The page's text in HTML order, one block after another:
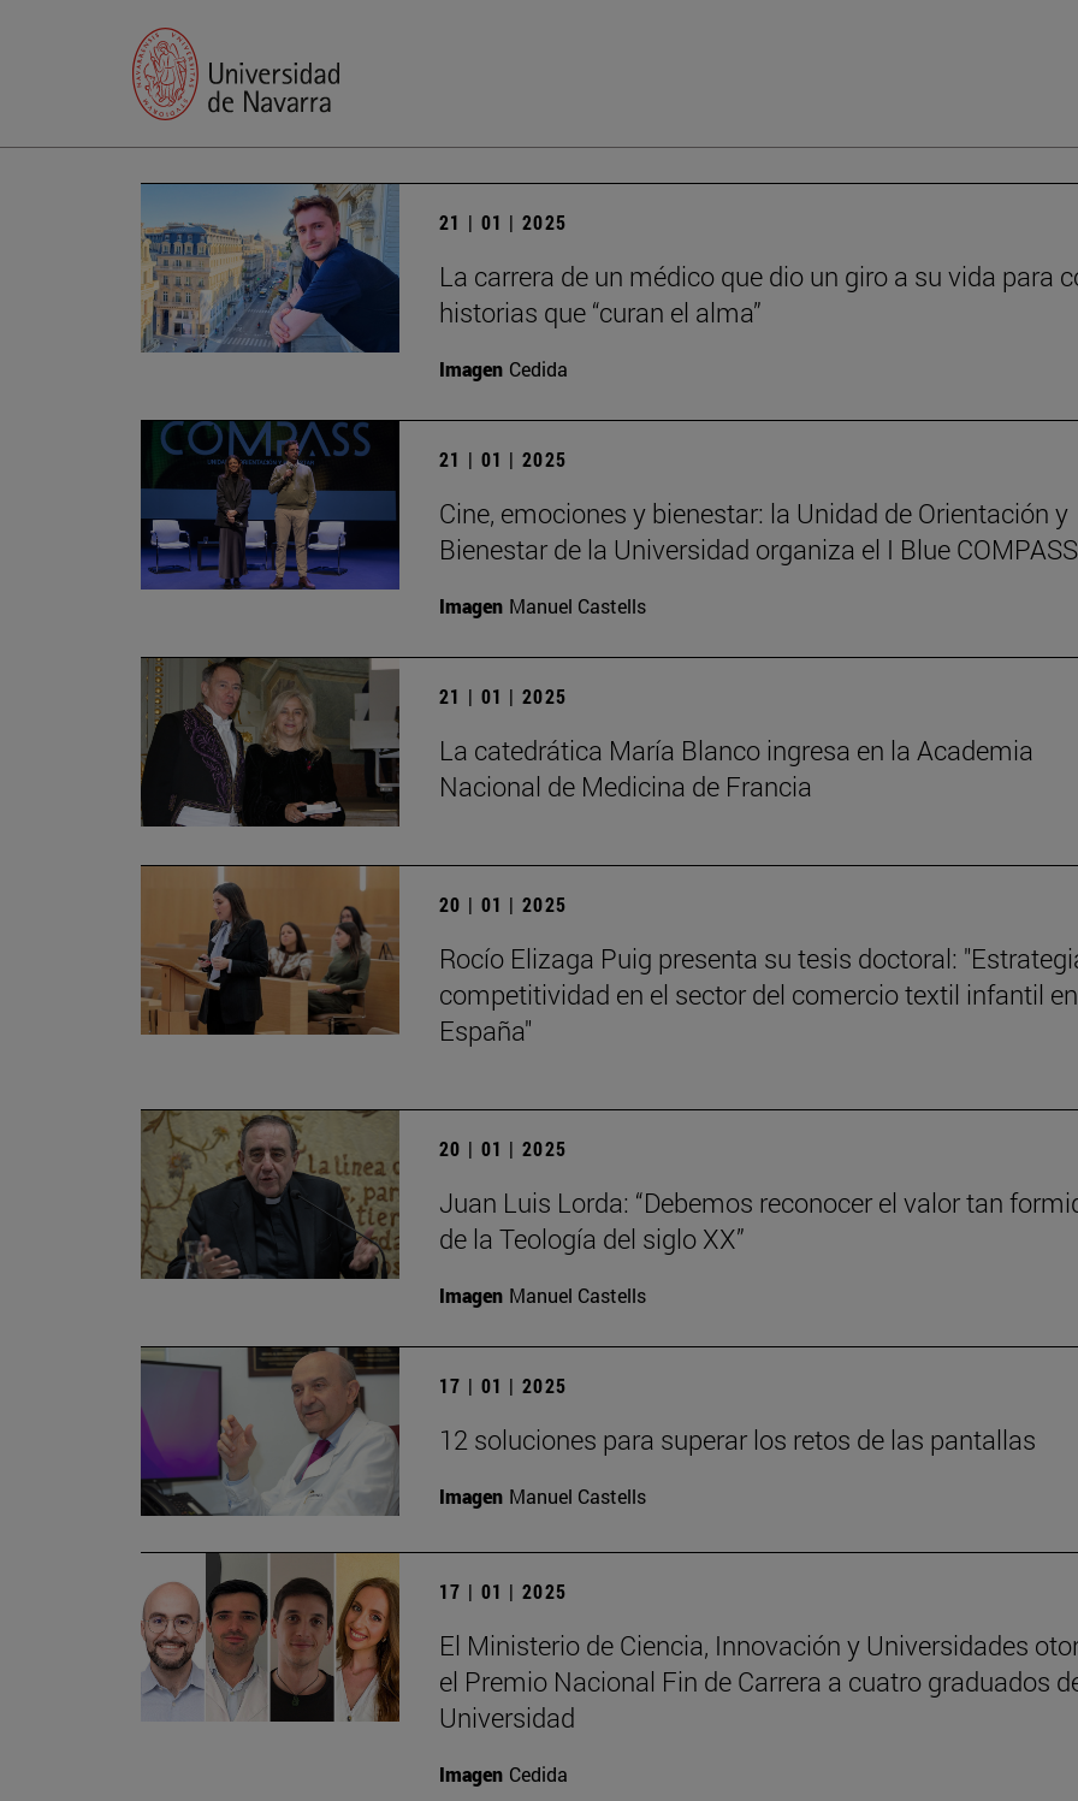
21 | 01 | 2025
La carrera de un médico que dio un giro a su vida para
historias que “curan el alma”
Imagen Cedida
21 | 01 | 2025
Cine, emociones y bienestar: la Unidad de Orientación y
Bienestar de la Universidad organiza el I Blue
Imagen Manuel Castells
21 | 01 | 2025
La catedrática María Blanco ingresa en la Academia
Nacional de Medicina de Francia
20 | 01 | 2025
Rocío Elizaga Puig presenta su tesis doctoral:
competitividad en el sector del comercio textil infantil en
España"
20 | 01 | 2025
Juan Luis Lorda: “Debemos reconocer el valor tan
de la Teología del siglo XX”
Imagen Manuel Castells
17 | 01 | 2025
12 soluciones para superar los retos de las pantallas
Imagen Manuel Castells
17 | 01 | 2025
El Ministerio de Ciencia, Innovación y Universidades
el Premio Nacional Fin de Carrera a cuatro graduados
Universidad
Imagen Cedida